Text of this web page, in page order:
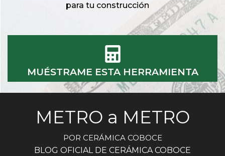
para tu construcción
MUÉSTRAME ESTA HERRAMIENTA
METRO a METRO
POR CERÁMICA COBOCE
BLOG OFICIAL DE CERÁMICA COBOCE